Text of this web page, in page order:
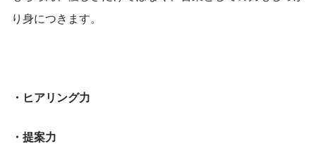
り身につきます。
・ヒアリング力
・提案力